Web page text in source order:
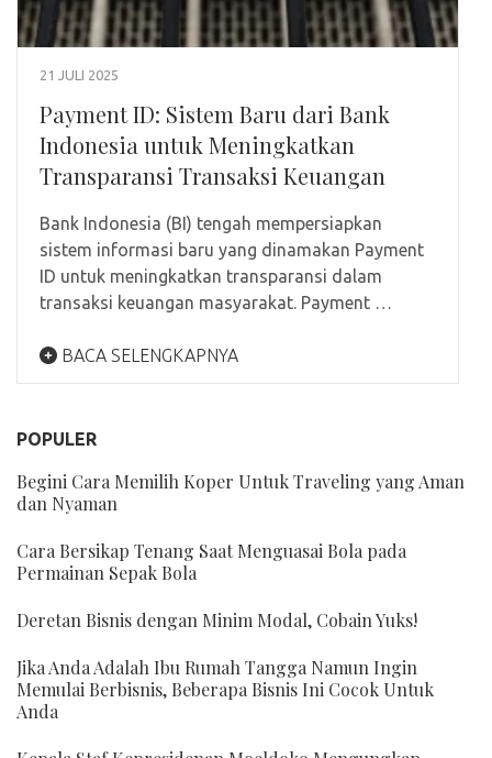
21 JULI 2025
Payment ID: Sistem Baru dari Bank
Indonesia untuk Meningkatkan
Transparansi Transaksi Keuangan
Bank Indonesia (BI) tengah mempersiapkan
sistem informasi baru yang dinamakan Payment
ID untuk meningkatkan transparansi dalam
transaksi keuangan masyarakat. Payment …
BACA SELENGKAPNYA
POPULER
Begini Cara Memilih Koper Untuk Traveling yang Aman
dan Nyaman
Cara Bersikap Tenang Saat Menguasai Bola pada
Permainan Sepak Bola
Deretan Bisnis dengan Minim Modal, Cobain Yuks!
Jika Anda Adalah Ibu Rumah Tangga Namun Ingin
Memulai Berbisnis, Beberapa Bisnis Ini Cocok Untuk
Anda